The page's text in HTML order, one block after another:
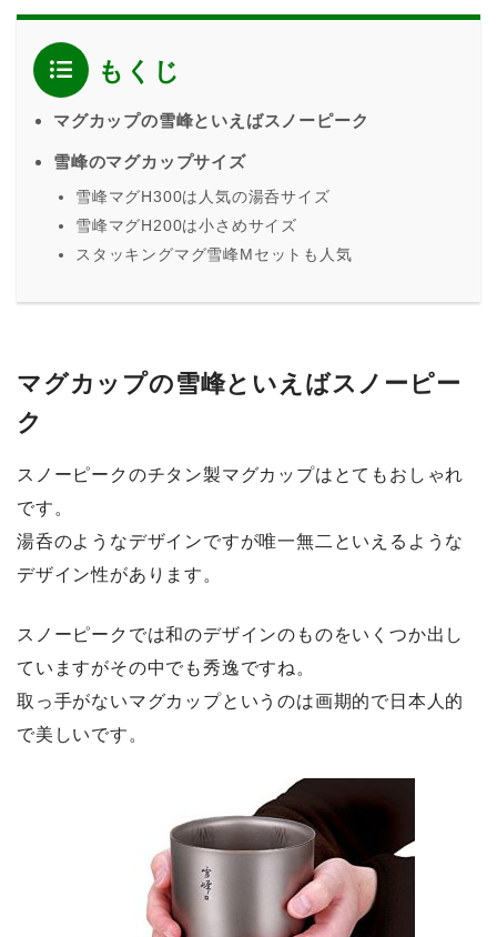
もくじ
マグカップの雪峰といえばスノーピーク
雪峰のマグカップサイズ
雪峰マグH300は人気の湯呑サイズ
雪峰マグH200は小さめサイズ
スタッキングマグ雪峰Mセットも人気
マグカップの雪峰といえばスノーピー
ク
スノーピークのチタン製マグカップはとてもおしゃれ
です。
湯呑のようなデザインですが唯一無二といえるような
デザイン性があります。
スノーピークでは和のデザインのものをいくつか出し
ていますがその中でも秀逸ですね。
取っ手がないマグカップというのは画期的で日本人的
で美しいです。